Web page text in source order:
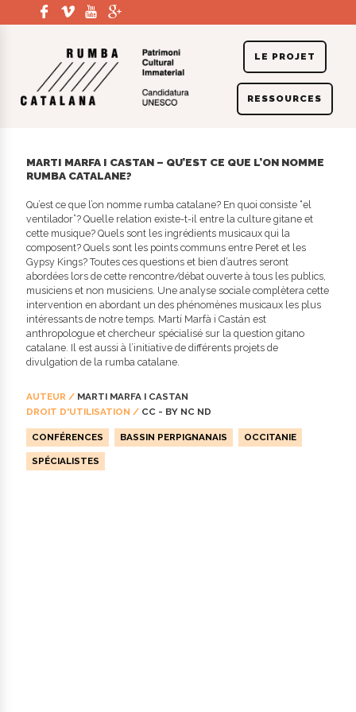
LE PROJET
RESSOURCES
CONVENTION POUR LA SAUVEGARDE
MÉTHODOLOGIE D’INVENTAIRE
COLLOQUES ET SÉMINAIRES
ETUDE PRATIQUE MUSICALE ET IDENTITÉ GITANE
BD ET DESSINS DE PRESSE ROMAN GRAPHIQUE
LIVRET PHOTO INTERVIEWS D'ARTISTES
SOUTIENS DU PROJET
MARTI MARFA I CASTAN – QU’EST CE QUE L’ON NOMME
RUMBA CATALANE?
Qu’est ce que l’on nomme rumba catalane? En quoi consiste “el
ventilador”? Quelle relation existe-t-il entre la culture gitane et
cette musique? Quels sont les ingrédients musicaux qui la
composent? Quels sont les points communs entre Peret et les
Gypsy Kings? Toutes ces questions et bien d’autres seront
abordées lors de cette rencontre/débat ouverte à tous les publics,
musiciens et non musiciens. Une analyse sociale complètera cette
intervention en abordant un des phénomènes musicaux les plus
intéressants de notre temps. Martí Marfà i Castán est
anthropologue et chercheur spécialisé sur la question gitano
catalane. Il est aussi à l’initiative de différents projets de
divulgation de la rumba catalane.
AUTEUR / MARTI MARFA I CASTAN
DROIT D'UTILISATION / CC - BY NC ND
CONFÉRENCES BASSIN PERPIGNANAIS OCCITANIE
SPÉCIALISTES